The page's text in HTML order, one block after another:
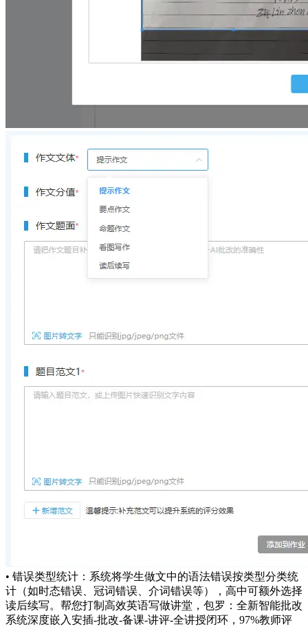
• 错误类型统计：系统将学生做文中的语法错误按类型分类统
计（如时态错误、冠词错误、介词错误等），高中可额外选择
读后续写。帮您打制高效英语写做讲堂，包罗：全新智能批改
系统深度嵌入安插-批改-备课-讲评-全讲授闭环，97%教师评